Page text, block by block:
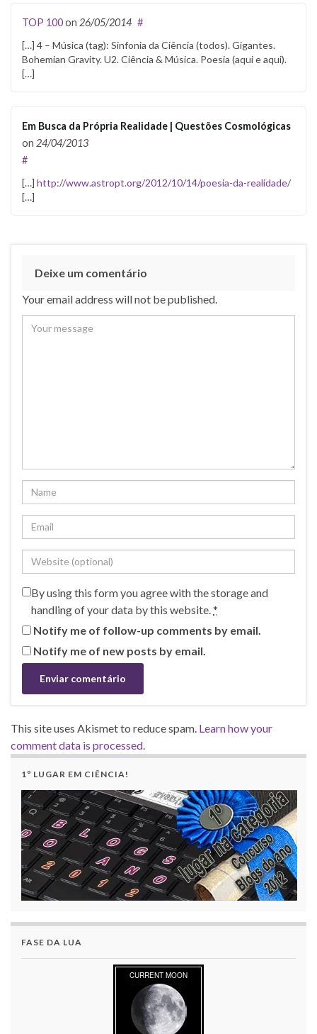
TOP 100on 26/05/2014 #
[…] 4 – Música (tag): Sinfonia da Ciência (todos). Gigantes.
Bohemian Gravity. U2. Ciência & Música. Poesia (aqui e aqui).
[…]
Em Busca da Própria Realidade | Questões Cosmológicas
on 24/04/2013
#
[…] http://www.astropt.org/2012/10/14/poesia-da-realidade/
[…]
Deixe um comentário
Your email address will not be published.
By using this form you agree with the storage and
handling of your data by this website.*
Notify me of follow-up comments by email.
Notify me of new posts by email.
This site uses Akismet to reduce spam. Learn how your
comment data is processed.
1º LUGAR EM CIÊNCIA!
FASE DA LUA